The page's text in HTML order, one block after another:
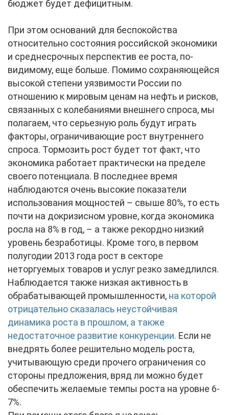
бюджет будет дефицитным.
При этом оснований для беспокойства
относительно состояния российской экономики
и среднесрочных перспектив ее роста, по-
видимому, еще больше. Помимо сохраняющейся
высокой степени уязвимости России по
отношению к мировым ценам на нефть и рисков,
связанных с колебаниями внешнего спроса, мы
полагаем, что серьезную роль будут играть
факторы, ограничивающие рост внутреннего
спроса. Тормозить рост будет тот факт, что
экономика работает практически на пределе
своего потенциала. В последнее время
наблюдаются очень высокие показатели
использования мощностей – свыше 80%, то есть
почти на докризисном уровне, когда экономика
росла на 8% в год, – а также рекордно низкий
уровень безработицы. Кроме того, в первом
полугодии 2013 года рост в секторе
неторгуемых товаров и услуг резко замедлился.
Наблюдается также низкая активность в
обрабатывающей промышленности, на которой
отрицательно сказалась неустойчивая
динамика роста в прошлом, а также
недостаточное развитие конкуренции. Если не
внедрять более решительно модель роста,
учитывающую среди прочего ограничения со
стороны предложения, вряд ли можно будет
обеспечить желаемые темпы роста на уровне 6-
7%.